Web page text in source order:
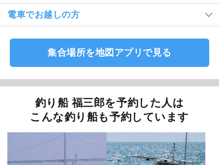
電車でお越しの方
集合場所を地図アプリで見る
釣り船 福三郎を予約した人は
こんな釣り船も予約しています